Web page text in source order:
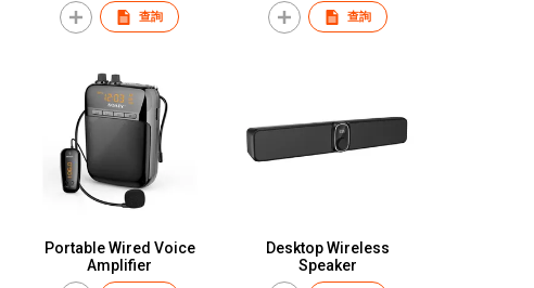
查詢 查詢
Portable Wired Voice
Amplifier
Desktop Wireless
Speaker